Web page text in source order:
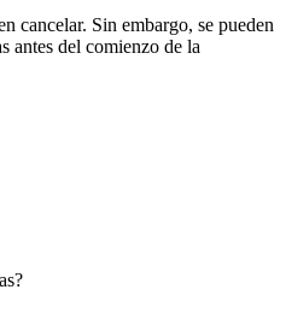
cancelar. Sin embargo, se pueden
antes del comienzo de la